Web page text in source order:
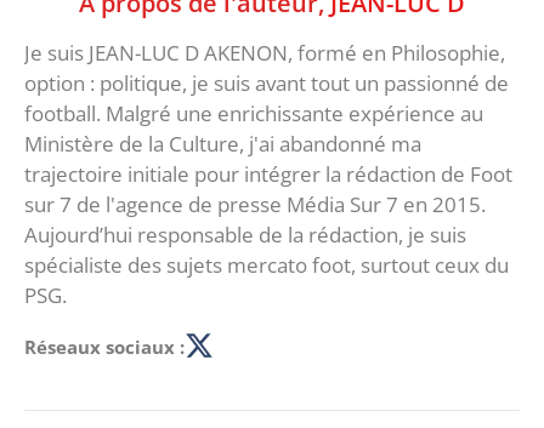
Je suis JEAN-LUC D AKENON, formé en Philosophie,
option : politique, je suis avant tout un passionné de
football. Malgré une enrichissante expérience au
Ministère de la Culture, j'ai abandonné ma
trajectoire initiale pour intégrer la rédaction de Foot
sur 7 de l'agence de presse Média Sur 7 en 2015.
Aujourd’hui responsable de la rédaction, je suis
spécialiste des sujets mercato foot, surtout ceux du
PSG.
Réseaux sociaux :